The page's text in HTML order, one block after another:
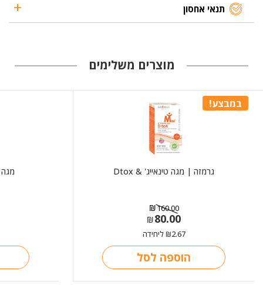
תנאי אחסון
מוצרים משלימים
במבצע!
גרמזה | מגה טינאייג' & Dtox
₪160.00
המחיר
המקורי
₪160.00.
₪80.00המחיר
הנוכחי
₪80.00.
₪2.67 ליחידה
הוספה לסל
מגה